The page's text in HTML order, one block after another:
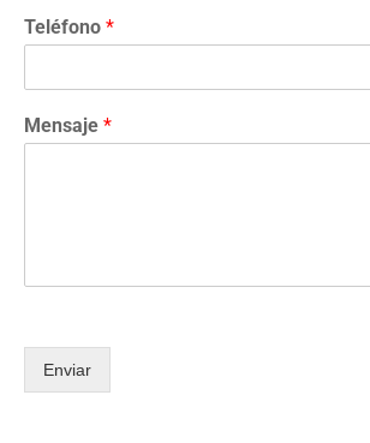
Teléfono *
Mensaje *
Enviar